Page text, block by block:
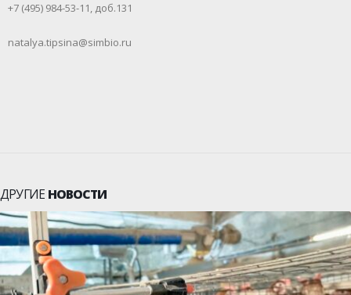
+7 (495) 984-53-11, доб.131
natalya.tipsina@simbio.ru
ДРУГИЕ НОВОСТИ